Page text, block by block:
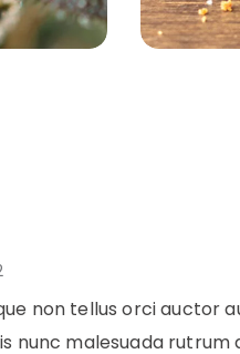
non tellus orci auctor
nunc malesuada